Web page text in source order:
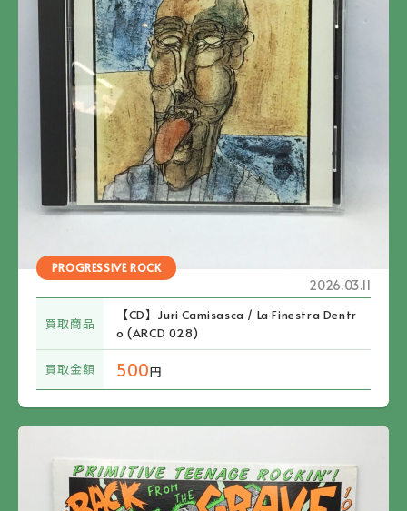
PROGRESSIVE ROCK
2026.03.11
買取商品
【CD】Juri Camisasca / La Finestra Dentr
o (ARCD 028)
買取金額 500円